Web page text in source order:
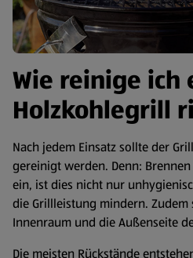
Wie reinige ich
Holzkohlegrill
Nach jedem Einsatz sollte der
gereinigt werden. Denn:
ein, ist dies nicht nur
die Grillleistung mindern.
Innenraum und die Außenseite
Die meisten Rückstände